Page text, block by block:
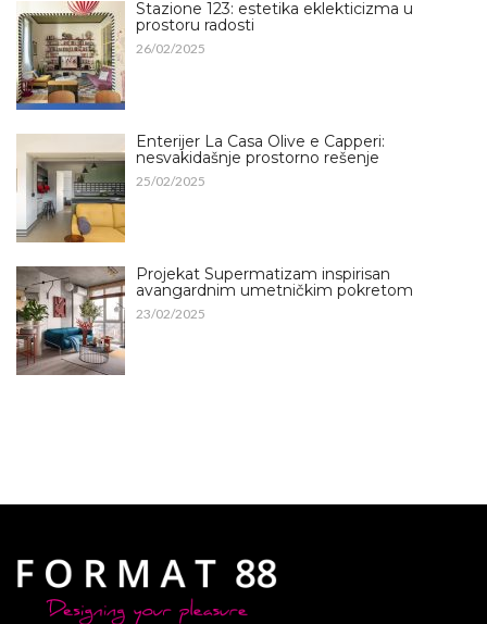
Stazione 123: estetika eklekticizma u
prostoru radosti
26/02/2025
Enterijer La Casa Olive e Capperi:
nesvakidašnje prostorno rešenje
25/02/2025
Projekat Supermatizam inspirisan
avangardnim umetničkim pokretom
23/02/2025